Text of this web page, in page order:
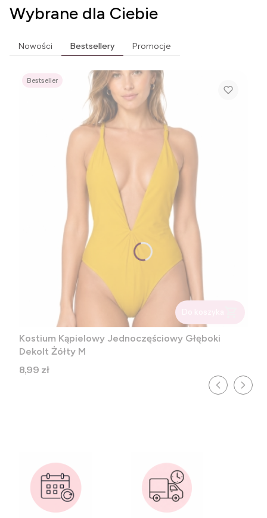
Wybrane dla Ciebie
Nowości Bestsellery Promocje
Bestseller
Kostium Kąpielowy Jednoczęściowy Głęboki
Dekolt Żółty M
Cena
8,99 zł